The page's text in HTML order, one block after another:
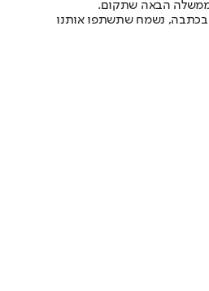
הבאה שתקום.
נשמח שתשתפו אותנו